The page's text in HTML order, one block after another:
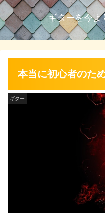
ギターを今よ
本当に初心者のた
ギター